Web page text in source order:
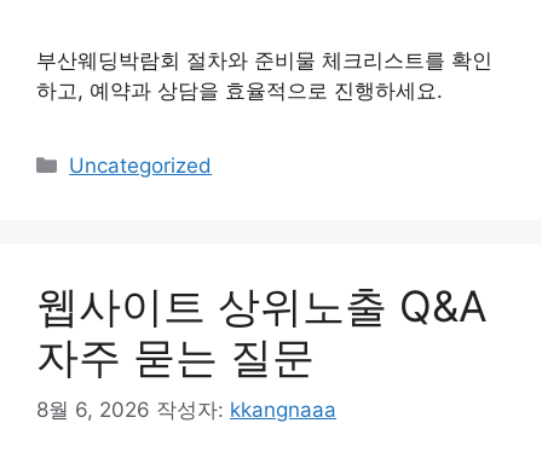
부산웨딩박람회 절차와 준비물 체크리스트를 확인
하고, 예약과 상담을 효율적으로 진행하세요.
카
Uncategorized
웹사이트 상위노출 Q&A
자주 묻는 질문
8월 6, 2026 작성자: kkangnaaa